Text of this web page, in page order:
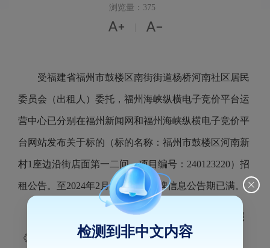
浏览量：375
 
受福建省福州市鼓楼区南街街道杨桥河南社区居民
委员会（出租人）委托，福州海峡纵横电子竞价平台运
营中心已分别在福州新闻网和福州海峡纵横电子竞价平
台网站发布关于标的（标的名称：福州市鼓楼区河南新
村1座边沿街店面第一二间，项目编号：240123220）招
租公告。至2024年2月20日，该挂牌信息公告期已满。
2024年2月21日，福州海峡纵横电子竞价平台按照
《国有资产公开招租办理规程（试行）》组织电子竞
检测到非中文内容